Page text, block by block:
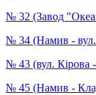
№ 32 (Завод
№ 34 (Намив - вул.
№ 43 (вул. Кірова
№ 45 (Намив -